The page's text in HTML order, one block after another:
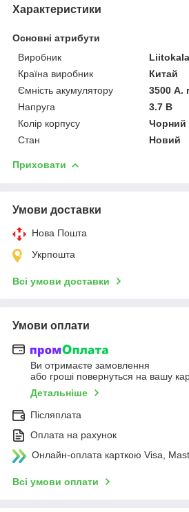
Характеристики
Основні атрибути
Виробник
Liitokala
Країна виробник
Китай
Ємність акумулятору
3500 А.
Напруга
3.7 В
Колір корпусу
Чорний
Стан
Новий
Приховати
Умови доставки
Нова Пошта
Укрпошта
Всі умови доставки
Умови оплати
Ви отримаєте замовлення
або гроші повернуться на вашу
Детальніше
Післяплата
Оплата на рахунок
Онлайн-оплата карткою Visa,
Всі умови оплати